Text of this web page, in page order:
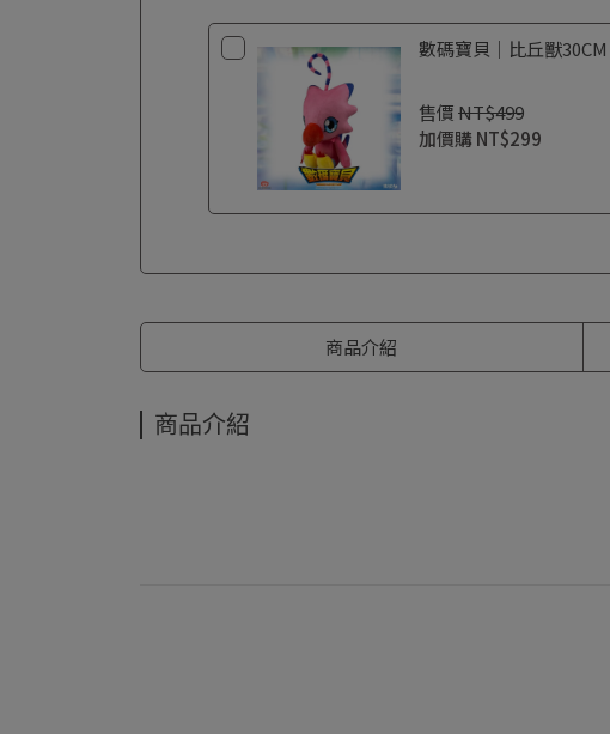
數碼寶貝｜比丘獸30CM
售價NT$499
加價購 NT$299
商品介紹
商品介紹